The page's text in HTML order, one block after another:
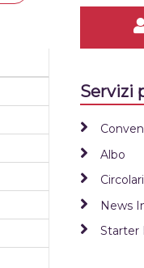
Servizi
Albo
Circolari
News
Starter